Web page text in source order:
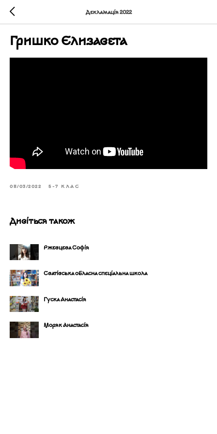
Декламація 2022
Гришко Єлизавета
08/03/2022 5-7 КЛАС
Дивіться також
Ржевцева Софія
Сватівська обласна спеціальна школа
Гуска Анастасія
Моряк Анастасія